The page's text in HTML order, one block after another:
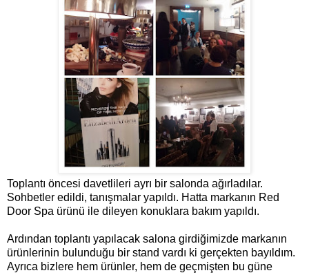
Toplantı öncesi davetlileri ayrı bir salonda ağırladılar.
Sohbetler edildi, tanışmalar yapıldı. Hatta markanın Red
Door Spa ürünü ile dileyen konuklara bakım yapıldı.
Ardından toplantı yapılacak salona girdiğimizde markanın
ürünlerinin bulunduğu bir stand vardı ki gerçekten bayıldım.
Ayrıca bizlere hem ürünler, hem de geçmişten bu güne